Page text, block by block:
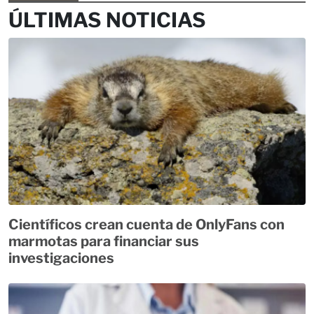
ÚLTIMAS NOTICIAS
Científicos crean cuenta de OnlyFans con
marmotas para financiar sus
investigaciones